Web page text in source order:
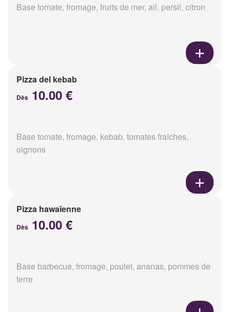
Base tomate, fromage, fruits de mer, ail, persil, citron
Pizza del kebab
Dès 10.00 €
Base tomate, fromage, kebab, tomates fraîches,
oignons
Pizza hawaïenne
Dès 10.00 €
Base barbecue, fromage, poulet, ananas, pommes de
terre